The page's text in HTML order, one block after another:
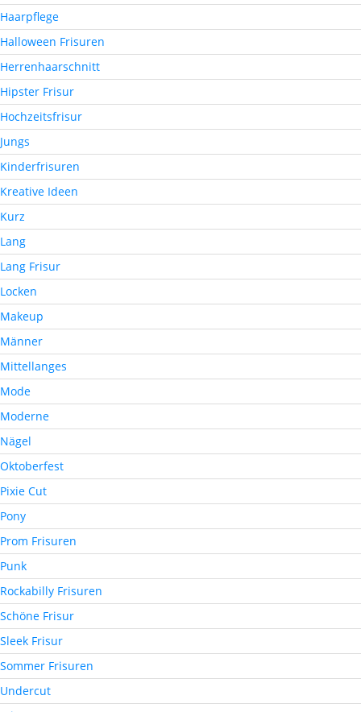
Haarpflege
Halloween Frisuren
Herrenhaarschnitt
Hipster Frisur
Hochzeitsfrisur
Jungs
Kinderfrisuren
Kreative Ideen
Kurz
Lang
Lang Frisur
Locken
Makeup
Männer
Mittellanges
Mode
Moderne
Nägel
Oktoberfest
Pixie Cut
Pony
Prom Frisuren
Punk
Rockabilly Frisuren
Schöne Frisur
Sleek Frisur
Sommer Frisuren
Undercut